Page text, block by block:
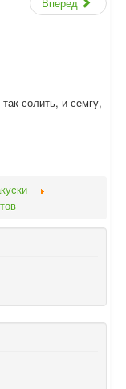
Вперед
солить, и семгу,